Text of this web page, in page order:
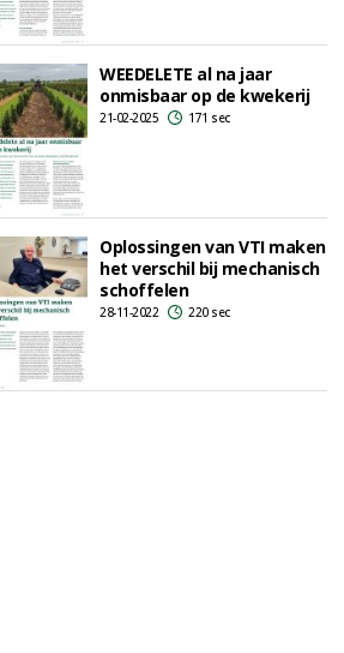
WEEDELETE al na jaar
onmisbaar op de kwekerij
21-02-2025 171 sec
Oplossingen van VTI maken
het verschil bij mechanisch
schoffelen
28-11-2022 220 sec